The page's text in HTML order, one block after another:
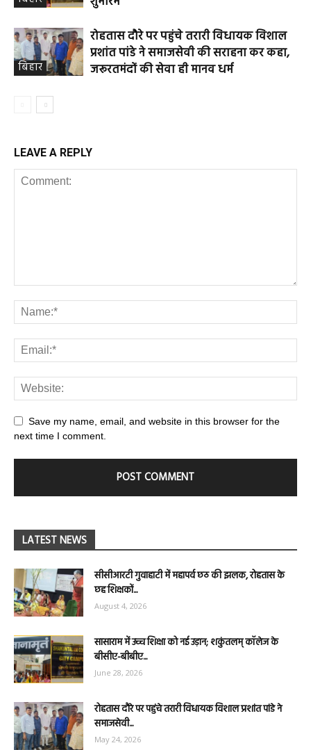
बिहार
रोहतास दौरे पर पहुंचे तरारी विधायक विशाल
प्रशांत पांडे ने समाजसेवी की सराहना कर कहा,
जरूरतमंदों की सेवा ही मानव धर्म
LEAVE A REPLY
Save my name, email, and website in this browser for the
next time I comment.
LATEST NEWS
सीसीआरटी गुवाहाटी में महापर्व छठ की झलक, रोहतास के
छह शिक्षकों...
August 4, 2026
सासाराम में उच्च शिक्षा को नई उड़ान; शकुंतलम् कॉलेज के
बीसीए-बीबीए...
June 28, 2026
रोहतास दौरे पर पहुंचे तरारी विधायक विशाल प्रशांत पांडे ने
समाजसेवी...
May 24, 2026